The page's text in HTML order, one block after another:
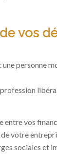
vos
personne
vos
votre
sociales et